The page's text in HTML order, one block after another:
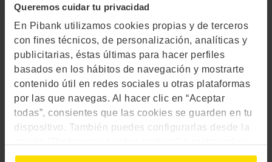
Queremos cuidar tu privacidad
En Pibank utilizamos cookies propias y de terceros
con fines técnicos, de personalización, analíticas y
publicitarias, éstas últimas para hacer perfiles
basados en los hábitos de navegación y mostrarte
contenido útil en redes sociales u otras plataformas
por las que navegas. Al hacer clic en “Aceptar
todas”, consientes que las cookies se guarden en tu
dispositivo. También puedes configurarlas desde la
Para más información, consultaaquí.
necesidad de ser Super Mario. Si esta entrada te ha
ayudado, te animamos a que la compartas en redes
sociales para que le sirva a otros. Y si vas a contar al
mundo tu reforma, empieza por aquí.